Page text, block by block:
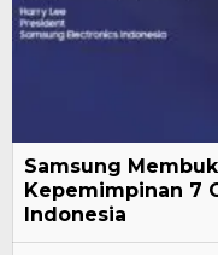
Samsung
Kepemimpinan 7
Indonesia